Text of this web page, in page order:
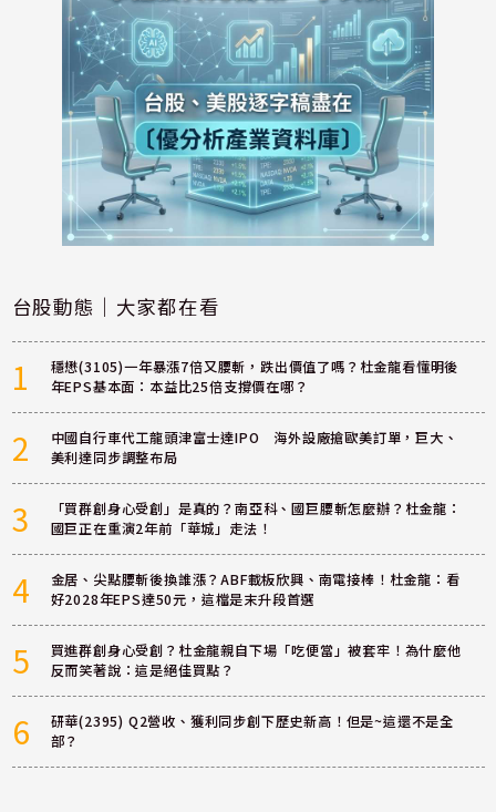
台股動態｜大家都在看
1
穩懋(3105)一年暴漲7倍又腰斬，跌出價值了嗎？杜金龍看懂明後
年EPS基本面：本益比25倍支撐價在哪？
2
中國自行車代工龍頭津富士達IPO 海外設廠搶歐美訂單，巨大、
美利達同步調整布局
3
「買群創身心受創」是真的？南亞科、國巨腰斬怎麼辦？杜金龍：
國巨正在重演2年前「華城」走法！
4
金居、尖點腰斬後換誰漲？ABF載板欣興、南電接棒！杜金龍：看
好2028年EPS達50元，這檔是末升段首選
5
買進群創身心受創？杜金龍親自下場「吃便當」被套牢！為什麼他
反而笑著說：這是絕佳買點？
6
研華(2395) Q2營收、獲利同步創下歷史新高！但是~這還不是全
部？